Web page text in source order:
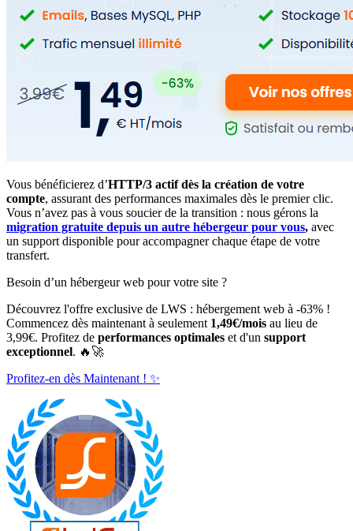
Vous bénéficierez d’HTTP/3 actif dès la création de votre
compte, assurant des performances maximales dès le premier clic.
Vous n’avez pas à vous soucier de la transition : nous gérons la
migration gratuite depuis un autre hébergeur pour vous, avec
un support disponible pour accompagner chaque étape de votre
transfert.
Besoin d’un hébergeur web pour votre site ?
Découvrez l'offre exclusive de LWS : hébergement web à -63% !
Commencez dès maintenant à seulement 1,49€/mois au lieu de
3,99€. Profitez de performances optimales et d'un support
exceptionnel. 🔥🚀
Profitez-en dès Maintenant ! ✨